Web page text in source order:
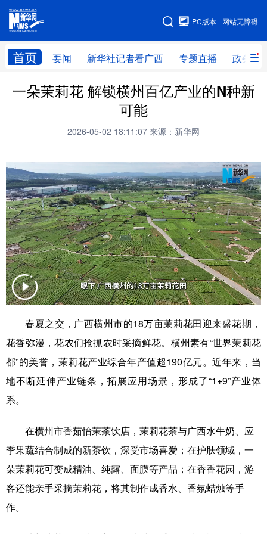
网站无障碍
PC版本
首页 要闻 新华社记者看广西 专题直播 政务信
网站地图
广西频道
新华社记者
新华网导航
学习进行时 高层 时政 人事
国际 财经 网评 港澳
台湾 思客智库 全球连线 教育
科技 科普 体育 文化
图片 中央文件 金融 汽车
食品 人居 信息化 乡村振兴
溯源中国 城市 旅游 能源
悦读 公益 书画 一带一路
亚太网 上市公司 文化产业
地方频道
一朵茉莉花 解锁横州百亿产业的N种新
可能
2026-05-02 18:11:07 来源：新华网
春夏之交，广西横州市的18万亩茉莉花田迎来盛花期，
花香弥漫，花农们抢抓农时采摘鲜花。横州素有“世界茉莉花
都”的美誉，茉莉花产业综合年产值超190亿元。近年来，当
地不断延伸产业链条，拓展应用场景，形成了“1+9”产业体
系。
在横州市香茹怡茉茶饮店，茉莉花茶与广西水牛奶、应
季果蔬结合制成的新茶饮，深受市场喜爱；在护肤领域，一
朵茉莉花可变成精油、纯露、面膜等产品；在香香花园，游
客还能亲手采摘茉莉花，将其制作成香水、香氛蜡烛等手
作。